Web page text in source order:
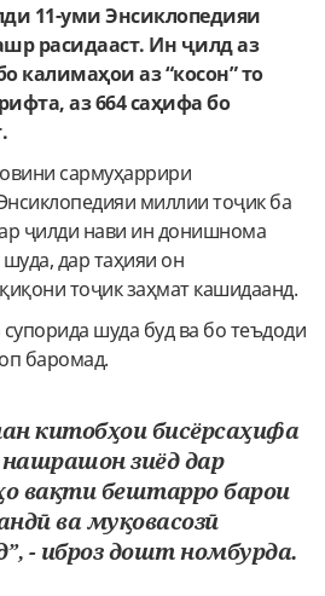
11-уми Энсиклопедияи
расидааст. Ин ҷилд аз
калимаҳои аз “косон” то
аз 664 саҳифа бо
сармуҳаррири
миллии тоҷик ба
ҷилди нави ин донишнома
дар таҳияи он
тоҷик заҳмат кашидаанд.
шуда буд ва бо теъдоди
баромад.
китобҳои бисёрсаҳифа
зиёд дар
вақти бештарро барои
ва муқовасозӣ
- иброз дошт номбурда.